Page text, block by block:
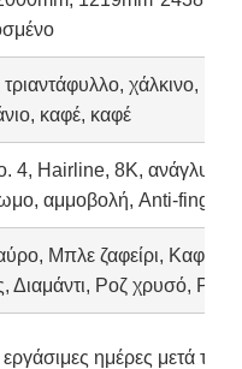
χάλκινο,
καφέ, καφέ
4, Hairline, 8K,
αμμοβολή, Anti-
Μπλε ζαφείρι, Καφέ,
Διαμάντι, Ροζ χρυσό, Ροζ
ημέρες μετά την